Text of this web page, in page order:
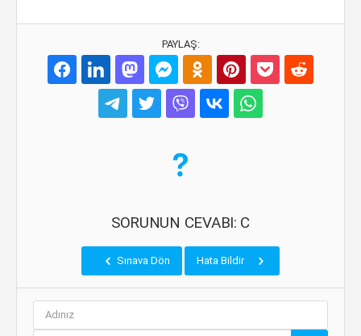
PAYLAŞ:
SORUNUN CEVABI: C
Sınava Dön Hata Bildir